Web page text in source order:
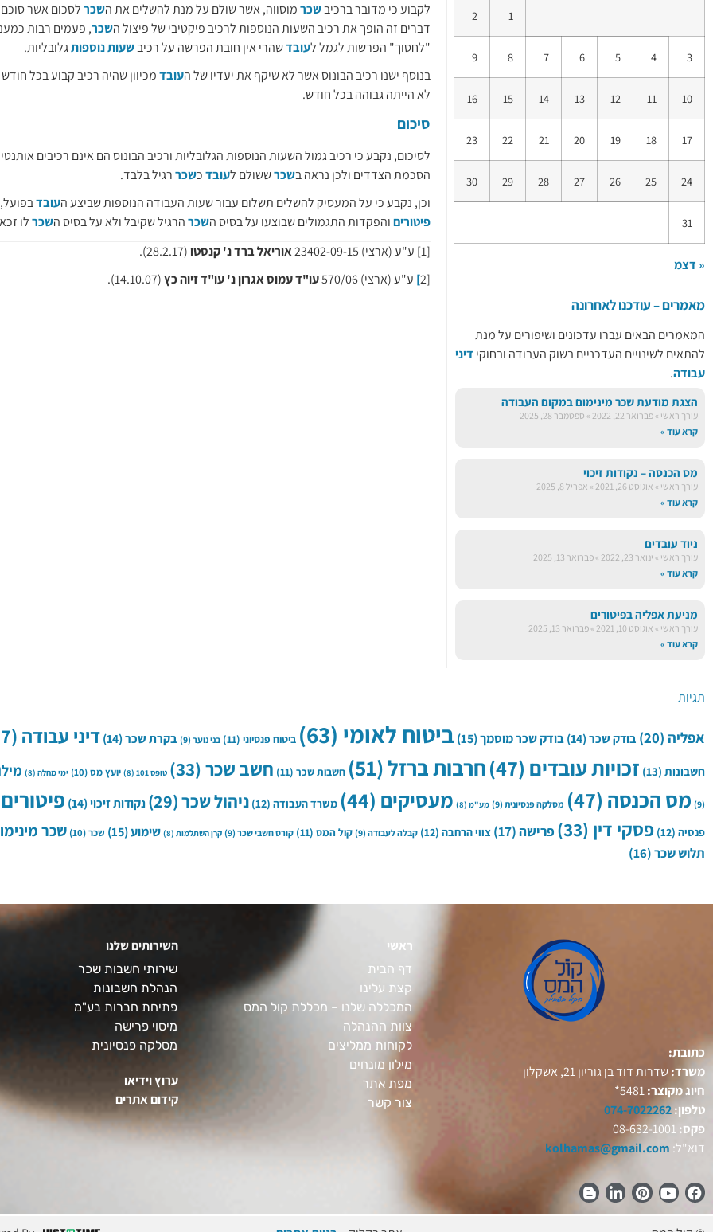
1
2
3
4
5
6
7
8
9
10
11
12
13
14
15
16
17
18
19
20
21
22
23
24
25
26
27
28
29
30
31
« דצמ
מאמרים – עודכנו לאחרונה
המאמרים הבאים עברו עדכונים ושיפורים על מנת
להתאים לשינויים העדכניים בשוק העבודה ובחוקי דיני
עבודה.
הצגת מודעת שכר מינימום במקום העבודה
עורך ראשי פברואר 22, 2022
ספטמבר 28, 2025
קרא עוד »
מס הכנסה – נקודות זיכוי
עורך ראשי אוגוסט 26, 2021
אפריל 8, 2025
קרא עוד »
ניוד עובדים
עורך ראשי ינואר 23, 2022
פברואר 13, 2025
קרא עוד »
מניעת אפליה בפיטורים
עורך ראשי אוגוסט 10, 2021
פברואר 13, 2025
קרא עוד »
לקבוע כי מדובר ברכיבשכרמוסווה, אשר שולם על מנת להשלים את השכרלסכום אשר
דברים זה הופך את רכיב השעות הנוספות לרכיב פיקטיבי של פיצול השכר, פעמים רבות
"לחסוך" הפרשות לגמל לעובדשהרי אין חובת הפרשה על רכיבשעות נוספותגלובליות.
בנוסף ישנו רכיב הבונוס אשר לא שיקף את יעדיו של העובדמכיוון שהיה רכיב קבוע בכל
לא הייתה גבוהה בכל חודש.
סיכום
לסיכום, נקבע כי רכיב גמול השעות הנוספות הגלובליות ורכיב הבונוס הם אינם רכיבים
הסכמת הצדדים ולכן נראה בשכרששולם לעובדכשכררגיל בלבד.
וכן, נקבע כי על המעסיק להשלים תשלום עבור שעות העבודה הנוספות שביצע העובדבפועל,
פיטוריםוהפקדות התגמולים שבוצעו על בסיס השכרהרגיל שקיבל ולא על בסיס השכרלו
[1] ע"ע (ארצי) 23402-09-15
אוריאל ברד נ' קנסטו(28.2.17).
[2
] ע"ע (ארצי) 570/06 עו"ד עמוס אגרון נ' עו"ד זיוה כץ(14.10.07).
תגיות
אפליה (20) בודק שכר(14) בודק שכר מוסמך(15) ביטוח לאומי (63) ביטוח פנסיוני (11) בני נוער (9) בקרת שכר(14) דיני עבודה (37)
חשבונות (13) זכויות עובדים (47) חרבות ברזל(51) חשבות שכר (11) חשב שכר(33) טופס 101 (8) יועץ מס(10) ימי מחלה (8)
(9) מס הכנסה (47) מסלקה פנסיונית (9) מע"מ (8) מעסיקים (44) משרד העבודה (12) ניהול שכר(29) נקודות זיכוי(14) פיטורים
פנסיה (12) פסקי דין (33) פרישה(17) צווי הרחבה (12) קבלה לעבודה (9) קול המס (11) קורס חשבי שכר (9) קרן השתלמות (8) שימוע(15) שכר(10) שכר
תלוש שכר(16)
כתובת:
משרד:שדרות דוד בן גוריון 21, אשקלון
חיוג מקוצר:
טלפון:074-7022262
פקס:
דוא"ל: kolhamas@gmail.com
ראשי
דף הבית
קצת עלינו
המכללה שלנו – מכללת קול המס
צוות ההנהלה
לקוחות ממליצים
מילון מונחים
מפת אתר
צור קשר
השירותים שלנו
שירותי חשבות שכר
הנהלת חשבונות
פתיחת חברות בע"מ
מיסוי פרישה
מסלקה פנסיונית
ערוץ וידיאו
קידום אתרים